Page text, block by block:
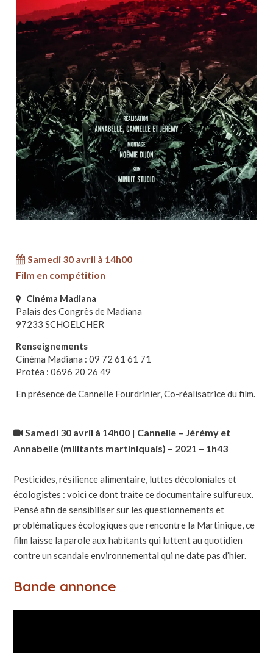
Samedi 30 avril à 14h00
Film en compétition
Cinéma Madiana
Palais des Congrès de Madiana
97233 SCHOELCHER
Renseignements
Cinéma Madiana : 09 72 61 61 71
Protéa : 0696 20 26 49
En présence de Cannelle Fourdrinier, Co-réalisatrice du film.
Samedi 30 avril à 14h00 | Cannelle – Jérémy et
Annabelle (militants martiniquais) – 2021 – 1h43
Pesticides, résilience alimentaire, luttes décoloniales et
écologistes : voici ce dont traite ce documentaire sulfureux.
Pensé afin de sensibiliser sur les questionnements et
problématiques écologiques que rencontre la Martinique, ce
film laisse la parole aux habitants qui luttent au quotidien
contre un scandale environnemental qui ne date pas d’hier.
Bande annonce